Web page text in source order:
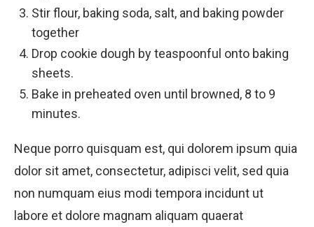
Stir flour, baking soda, salt, and baking powder
together
Drop cookie dough by teaspoonful onto baking
sheets.
Bake in preheated oven until browned, 8 to 9
minutes.
Neque porro quisquam est, qui dolorem ipsum quia
dolor sit amet, consectetur, adipisci velit, sed quia
non numquam eius modi tempora incidunt ut
labore et dolore magnam aliquam quaerat